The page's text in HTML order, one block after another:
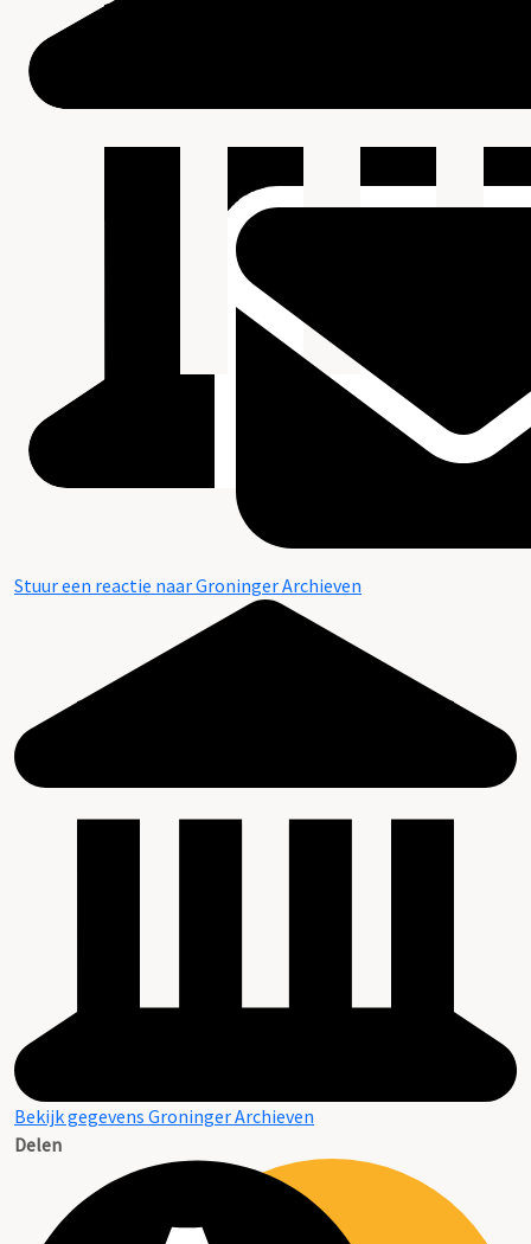
Stuur een reactie naar Groninger Archieven
Bekijk gegevens Groninger Archieven
Delen